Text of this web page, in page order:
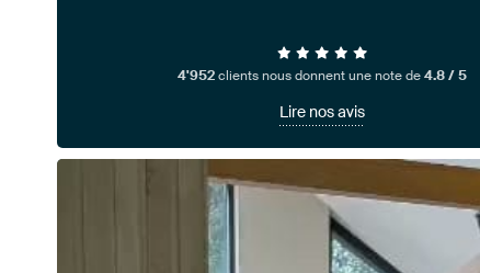
4'952clients nous donnent une note de4.8 / 5
Lire nos avis